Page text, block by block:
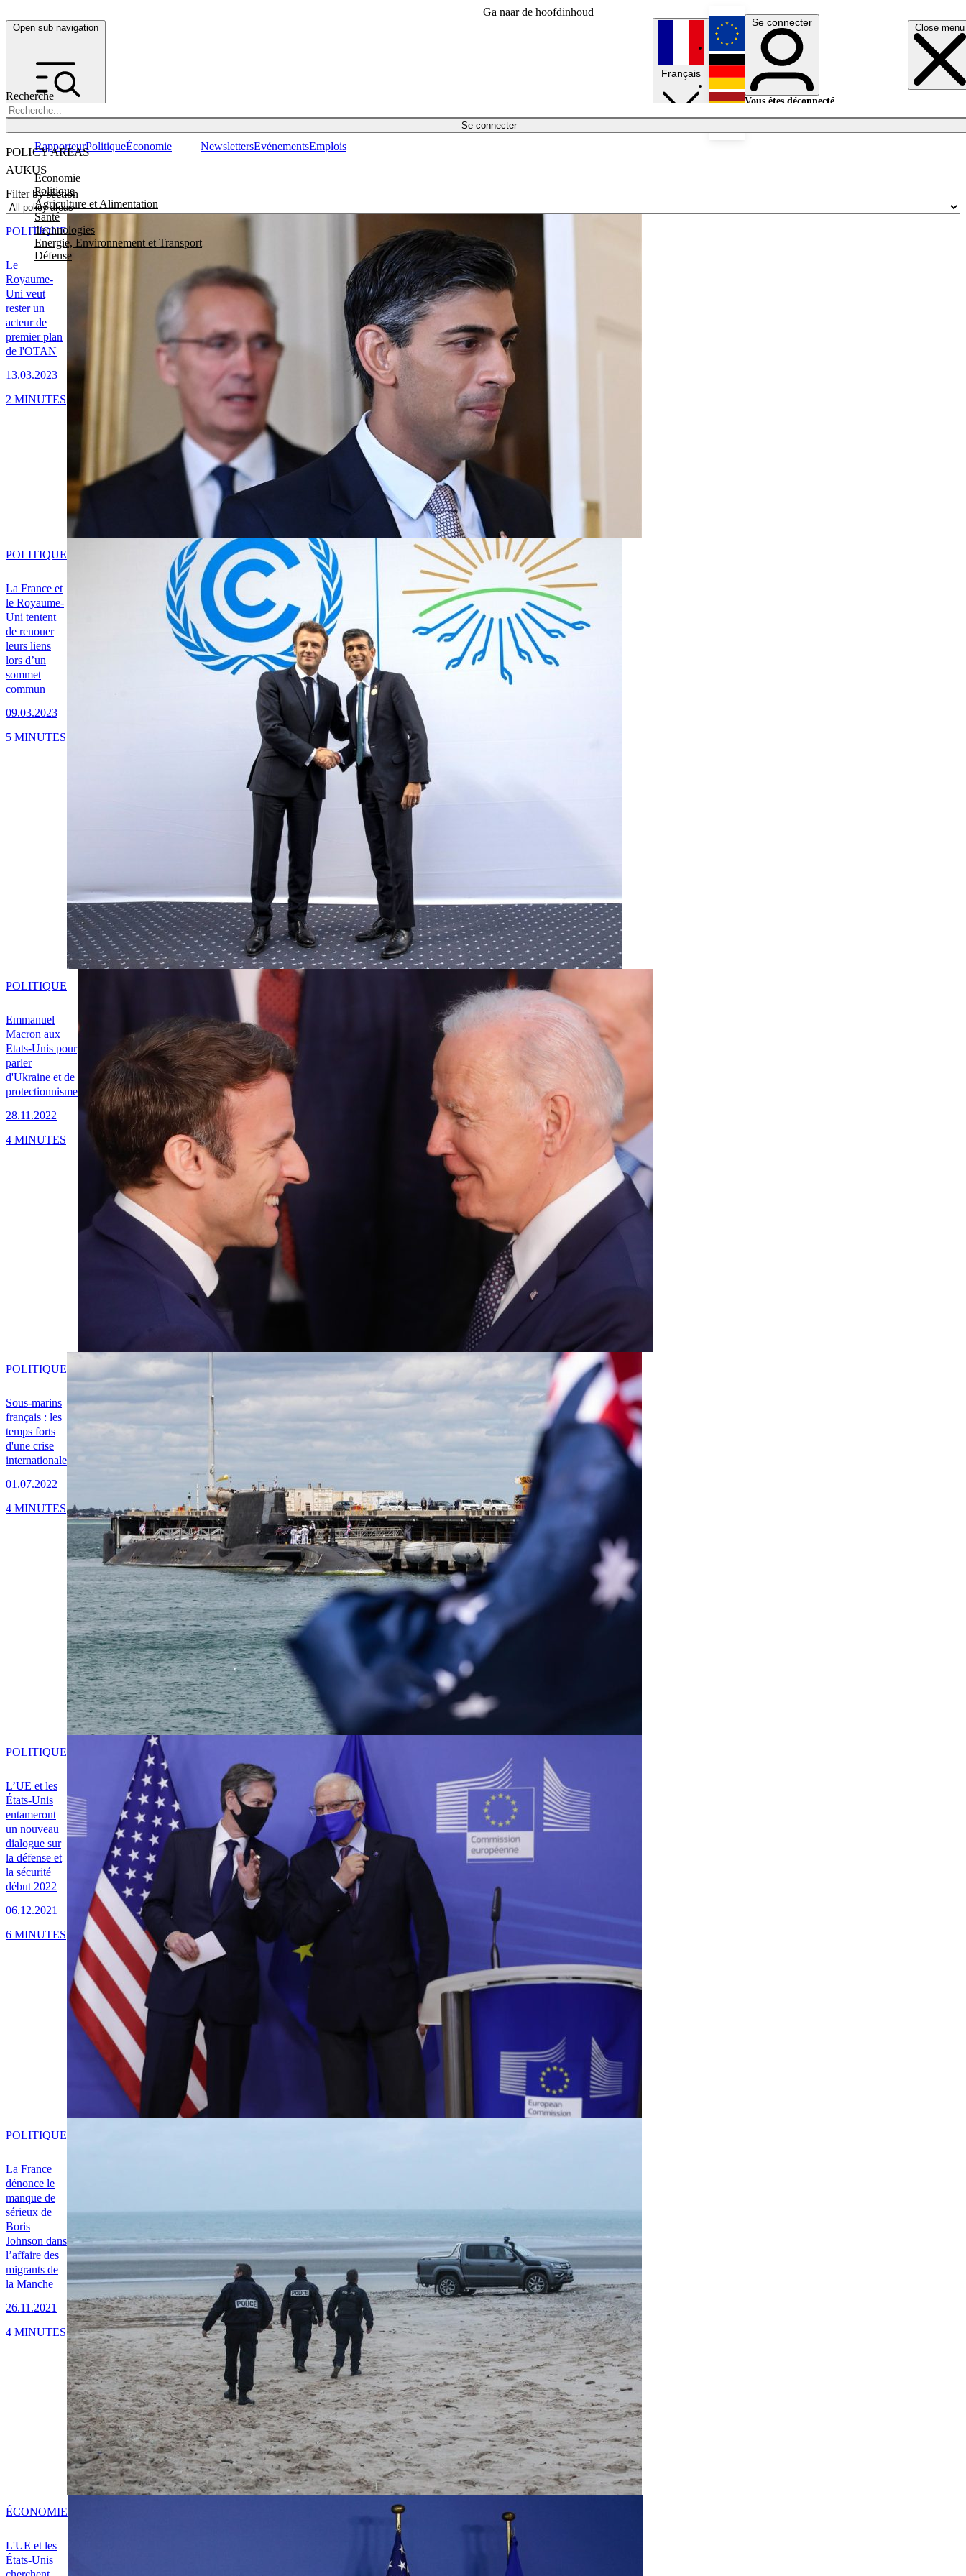
Ga naar de hoofdinhoud
Open sub navigation Close menu
Recherche
Se connecter
POLICY AREAS
Economie
Politique
Agriculture et Alimentation
Santé
Technologies
Energie, Environnement et Transport
Défense
RapporteurPolitiqueÉconomie NewslettersEvénementsEmplois
Français
English
Deutsch
Se connecter
Vous êtes déconnecté.
AUKUS
Filter by section
Le
Royaume-
Uni veut
rester un
acteur de
premier plan
de l'OTAN
13.03.2023
POLITIQUE
2 MINUTES
La France et
le Royaume-
Uni tentent
de renouer
leurs liens
lors d’un
sommet
commun
09.03.2023
POLITIQUE
5 MINUTES
Emmanuel
Macron aux
Etats-Unis pour
parler
d'Ukraine et de
protectionnisme
28.11.2022
POLITIQUE
4 MINUTES
Sous-marins
français : les
temps forts
d'une crise
internationale
01.07.2022
POLITIQUE
4 MINUTES
L’UE et les
États-Unis
entameront
un nouveau
dialogue sur
la défense et
la sécurité
début 2022
06.12.2021
POLITIQUE
6 MINUTES
La France
dénonce le
manque de
sérieux de
Boris
Johnson dans
l’affaire des
migrants de
la Manche
26.11.2021
POLITIQUE
4 MINUTES
L'UE et les
États-Unis
ÉCONOMIE